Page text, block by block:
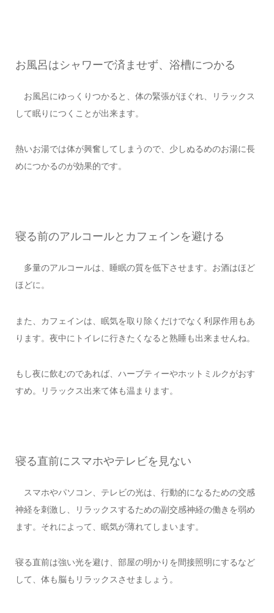
お風呂はシャワーで済ませず、浴槽につかる
お風呂にゆっくりつかると、体の緊張がほぐれ、リラックス
して眠りにつくことが出来ます。
熱いお湯では体が興奮してしまうので、少しぬるめのお湯に長
めにつかるのが効果的です。
寝る前のアルコールとカフェインを避ける
多量のアルコールは、睡眠の質を低下させます。お酒はほど
ほどに。
また、カフェインは、眠気を取り除くだけでなく利尿作用もあ
ります。夜中にトイレに行きたくなると熟睡も出来ませんね。
もし夜に飲むのであれば、ハーブティーやホットミルクがおす
すめ。リラックス出来て体も温まります。
寝る直前にスマホやテレビを見ない
スマホやパソコン、テレビの光は、行動的になるための交感
神経を刺激し、リラックスするための副交感神経の働きを弱め
ます。それによって、眠気が薄れてしまいます。
寝る直前は強い光を避け、部屋の明かりを間接照明にするなど
して、体も脳もリラックスさせましょう。